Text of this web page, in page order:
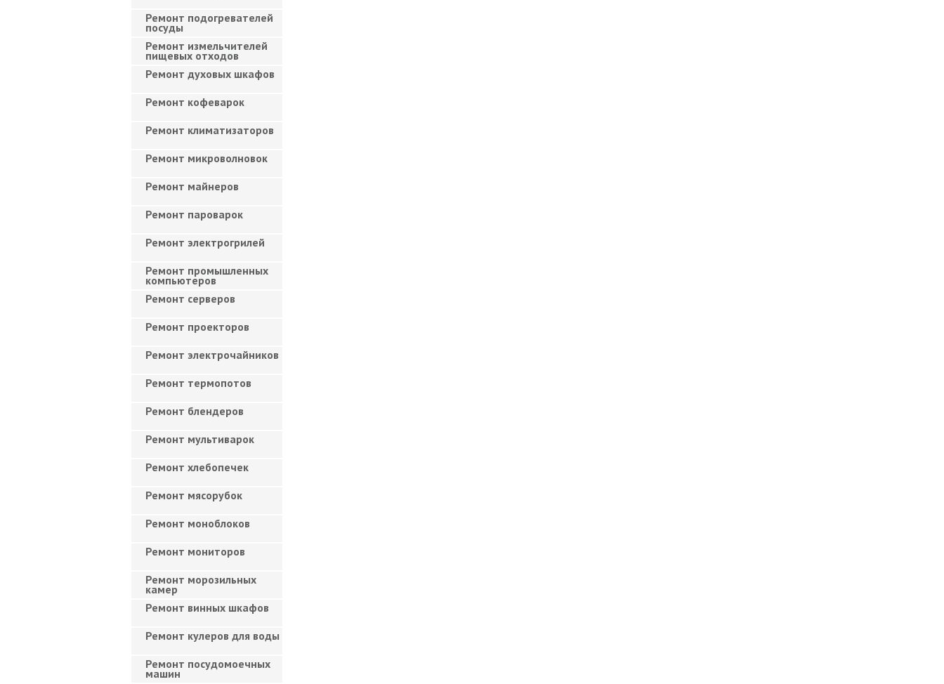
Ремонт подогревателей
посуды
Ремонт измельчителей
пищевых отходов
Ремонт духовых шкафов
Ремонт кофеварок
Ремонт климатизаторов
Ремонт микроволновок
Ремонт майнеров
Ремонт пароварок
Ремонт электрогрилей
Ремонт промышленных
компьютеров
Ремонт серверов
Ремонт проекторов
Ремонт электрочайников
Ремонт термопотов
Ремонт блендеров
Ремонт мультиварок
Ремонт хлебопечек
Ремонт мясорубок
Ремонт моноблоков
Ремонт мониторов
Ремонт морозильных
камер
Ремонт винных шкафов
Ремонт кулеров для воды
Ремонт посудомоечных
машин